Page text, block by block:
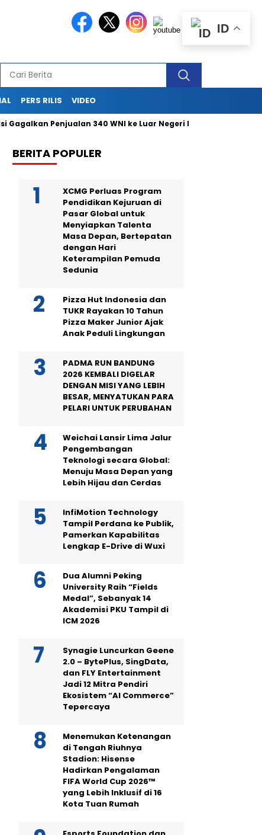
PERS RILIS VIDEO
Penjualan 340 WNI ke Luar Negeri Lewat Bandara Soetta
BERITA POPULER
XCMG Perluas Program
Pendidikan Kejuruan di
Pasar Global untuk
Menyiapkan Talenta
Masa Depan, Bertepatan
dengan Hari
Keterampilan Pemuda
Sedunia
Pizza Hut Indonesia dan
TUKR Rayakan 10 Tahun
Pizza Maker Junior Ajak
Anak Peduli Lingkungan
PADMA RUN BANDUNG
2026 KEMBALI DIGELAR
DENGAN MISI YANG LEBIH
BESAR, MENYATUKAN PARA
PELARI UNTUK PERUBAHAN
Weichai Lansir Lima Jalur
Pengembangan
Teknologi secara Global:
Menuju Masa Depan yang
Lebih Hijau dan Cerdas
InfiMotion Technology
Tampil Perdana ke Publik,
Pamerkan Kapabilitas
Lengkap E-Drive di Wuxi
Dua Alumni Peking
University Raih “Fields
Medal”, Sebanyak 14
Akademisi PKU Tampil di
ICM 2026
Synagie Luncurkan Geene
2.0 – BytePlus, SingData,
dan FLY Entertainment
Jadi 12 Mitra Pendiri
Ekosistem “AI Commerce”
Tepercaya
Menemukan Ketenangan
di Tengah Riuhnya
Stadion: Hisense
Hadirkan Pengalaman
FIFA World Cup 2026™
yang Lebih Inklusif di 16
Kota Tuan Rumah
ID